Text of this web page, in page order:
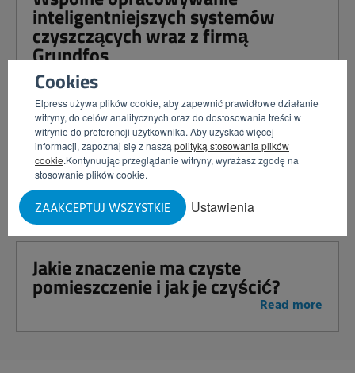
Cookies
Elpress używa plików cookie, aby zapewnić prawidłowe działanie
witryny, do celów analitycznych oraz do dostosowania treści w
witrynie do preferencji użytkownika. Aby uzyskać więcej
informacji, zapoznaj się z naszą polityką stosowania plików
cookie.Kontynuując przeglądanie witryny, wyrażasz zgodę na
stosowanie plików cookie.
Ustawienia
ZAAKCEPTUJ WSZYSTKIE
inteligentniejszych systemów
czyszczących wraz z firmą
Grundfos
Zalety i wady czyszczenia obszaru
produkcyjnego za pomocą instalacji
czyszczenia na miejscu
Jakie znaczenie ma czyste
pomieszczenie i jak je czyścić?
Read more